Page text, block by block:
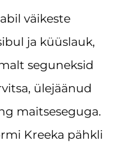
väikeste
ja küüslauk,
seguneksid
ülejäänud
maitseseguga.
Kreeka pähkli